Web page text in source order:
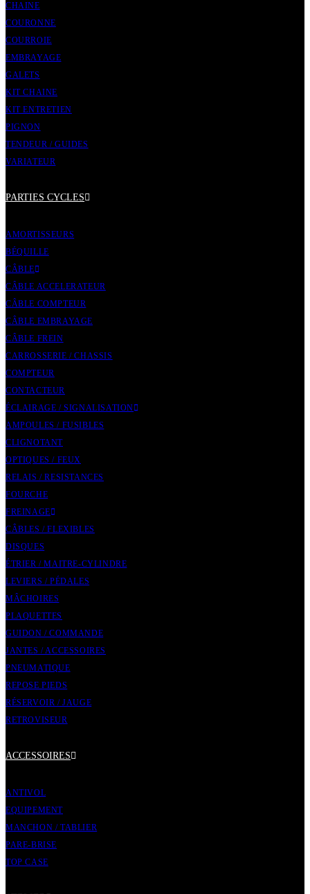
CHAINE
COURONNE
COURROIE
EMBRAYAGE
GALETS
KIT CHAINE
KIT ENTRETIEN
PIGNON
TENDEUR / GUIDES
VARIATEUR
PARTIES CYCLES
AMORTISSEURS
BÉQUILLE
CÂBLE
CÂBLE ACCELERATEUR
CÂBLE COMPTEUR
CÂBLE EMBRAYAGE
CÂBLE FREIN
CARROSSERIE / CHASSIS
COMPTEUR
CONTACTEUR
ÉCLAIRAGE / SIGNALISATION
AMPOULES / FUSIBLES
CLIGNOTANT
OPTIQUES / FEUX
RELAIS / RESISTANCES
FOURCHE
FREINAGE
CÂBLES / FLEXIBLES
DISQUES
ÉTRIER / MAITRE-CYLINDRE
LEVIERS / PÉDALES
MÂCHOIRES
PLAQUETTES
GUIDON / COMMANDE
JANTES / ACCESSOIRES
PNEUMATIQUE
REPOSE PIEDS
RÉSERVOIR / JAUGE
RETROVISEUR
ACCESSOIRES
ANTIVOL
EQUIPEMENT
MANCHON / TABLIER
PARE-BRISE
TOP CASE